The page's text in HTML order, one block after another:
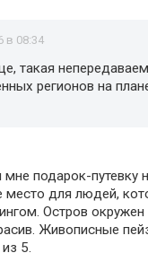
в 08:34
такая
регионов на
подарок-
место для людей,
Остров
Живописные
5.